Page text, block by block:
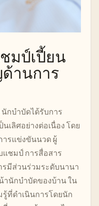
มป์เปี้ยน
านการ
กบำบัดได้รับการ
เลิศอย่างต่อเนื่อง โดย
ารแข่งขันนวด ผู้
แชมป์ การสื่อสาร
มีส่วนร่วมระดับนานา
านักบำบัดของบ้าน ใน
ที่ดำเนินการโดยนัก